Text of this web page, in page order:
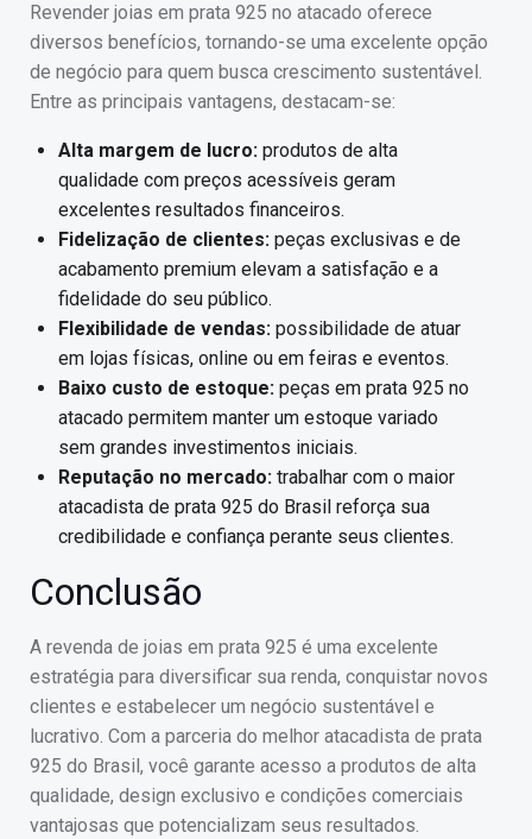
Revender joias em prata 925 no atacado oferece
diversos benefícios, tornando-se uma excelente opção
de negócio para quem busca crescimento sustentável.
Entre as principais vantagens, destacam-se:
Alta margem de lucro: produtos de alta
qualidade com preços acessíveis geram
excelentes resultados financeiros.
Fidelização de clientes: peças exclusivas e de
acabamento premium elevam a satisfação e a
fidelidade do seu público.
Flexibilidade de vendas: possibilidade de atuar
em lojas físicas, online ou em feiras e eventos.
Baixo custo de estoque: peças em prata 925 no
atacado permitem manter um estoque variado
sem grandes investimentos iniciais.
Reputação no mercado: trabalhar com o maior
atacadista de prata 925 do Brasil reforça sua
credibilidade e confiança perante seus clientes.
Conclusão
A revenda de joias em prata 925 é uma excelente
estratégia para diversificar sua renda, conquistar novos
clientes e estabelecer um negócio sustentável e
lucrativo. Com a parceria do melhor atacadista de prata
925 do Brasil, você garante acesso a produtos de alta
qualidade, design exclusivo e condições comerciais
vantajosas que potencializam seus resultados.